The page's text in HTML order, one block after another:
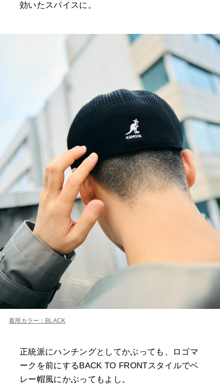
効いたスパイスに。
着用カラー：BLACK
正統派にハンチングとしてかぶっても、ロゴマ
ークを前にするBACK TO FRONTスタイルでベ
レー帽風にかぶってもよし。